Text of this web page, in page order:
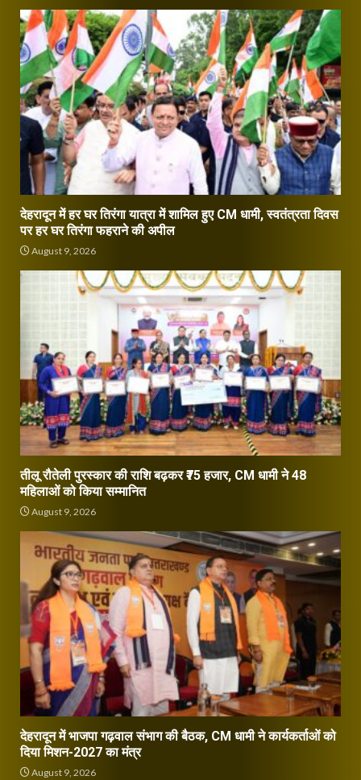
देहरादून में हर घर तिरंगा यात्रा में शामिल हुए CM धामी, स्वतंत्रता दिवस
पर हर घर तिरंगा फहराने की अपील
August 9, 2026
तीलू रौतेली पुरस्कार की राशि बढ़कर ₹75 हजार, CM धामी ने 48
महिलाओं को किया सम्मानित
August 9, 2026
देहरादून में भाजपा गढ़वाल संभाग की बैठक, CM धामी ने कार्यकर्ताओं को
दिया मिशन-2027 का मंत्र
August 9, 2026